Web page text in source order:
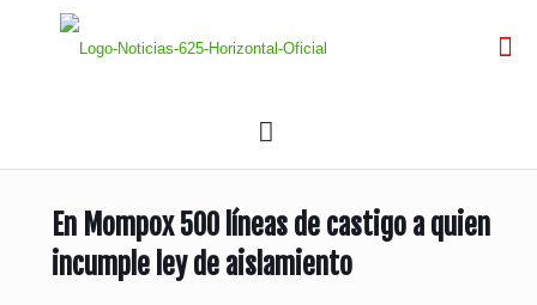
En Mompox 500 líneas de castigo a quien
incumple ley de aislamiento